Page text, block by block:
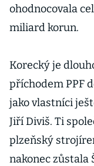
ohodnocovala
miliard korun.
Korecký je
příchodem PPF
jako vlastníci
Jiří Diviš. Ti
plzeňský
nakonec zůstala